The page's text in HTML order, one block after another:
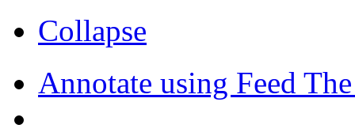
Collapse
Annotate using Feed